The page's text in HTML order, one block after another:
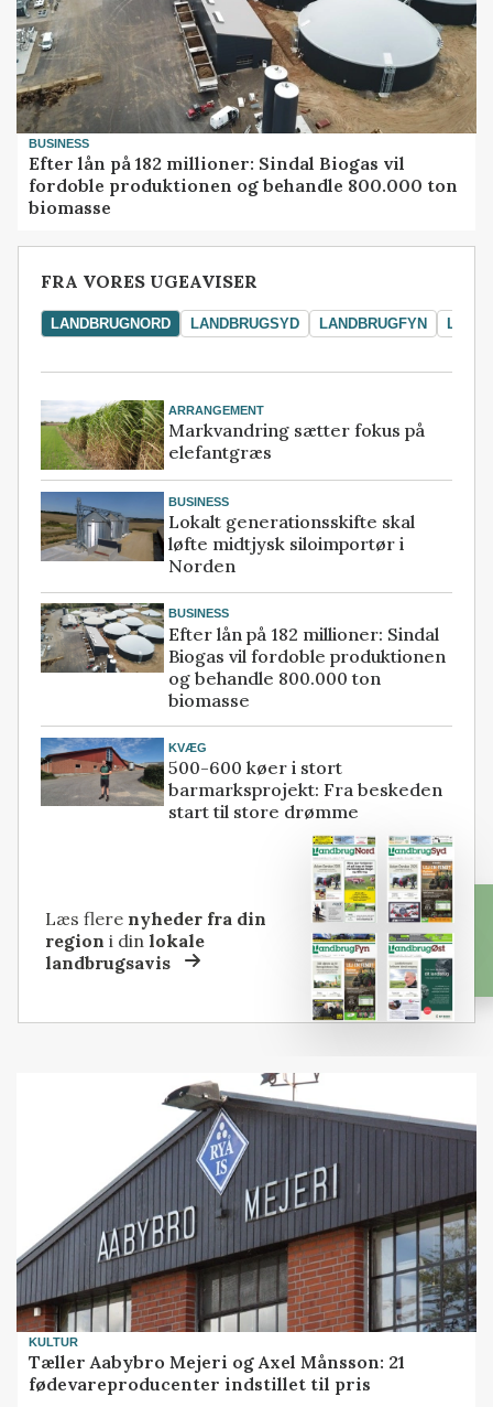
BUSINESS
Efter lån på 182 millioner: Sindal Biogas vil
fordoble produktionen og behandle 800.000 ton
biomasse
FRA VORES UGEAVISER
LANDBRUGNORD LANDBRUGSYD LANDBRUGFYN
ARRANGEMENT
Markvandring sætter fokus på
elefantgræs
BUSINESS
Lokalt generationsskifte skal
løfte midtjysk siloimportør i
Norden
BUSINESS
Efter lån på 182 millioner: Sindal
Biogas vil fordoble produktionen
og behandle 800.000 ton
biomasse
KVÆG
500-600 køer i stort
barmarksprojekt: Fra beskeden
start til store drømme
Læs flere nyheder fra din
region i dinlokale
landbrugsavis
KULTUR
Tæller Aabybro Mejeri og Axel Månsson: 21
fødevareproducenter indstillet til pris